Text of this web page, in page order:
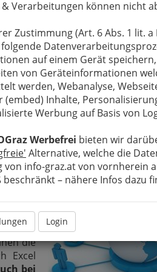
& Verarbeitungen können nicht
Zustimmung (Art. 6 Abs. 1 lit.
auf einem Gerät
von Geräteinformationen
werden, Webanalyse,
(embed) Inhalte,
Werbung auf Basis von
Werbefrei bieten wir
Alternative, welche die
von info-graz.at von vornherein
beschränkt – nähere Infos dazu
Login
von mir!
und Netzwerke– der
und
– der
die
Excel
bei